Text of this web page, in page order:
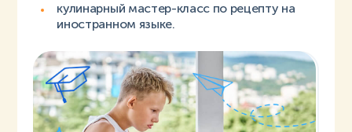
кулинарный мастер-класс по рецепту на
иностранном языке.